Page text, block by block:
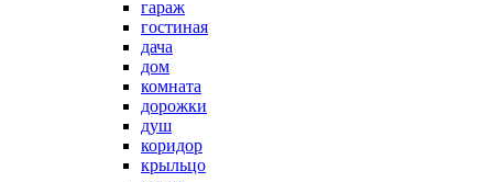
гараж
гостиная
дача
дом
комната
дорожки
душ
коридор
крыльцо